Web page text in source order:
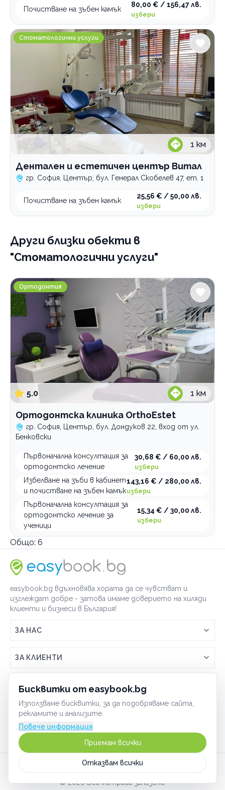
Бисквитки от easybook.bg
Използваме бисквитки, за да подобряваме сайта,
рекламите и анализите.
Повече информация
Отказвам всички
Приемам всички
Почистване на зъбен камък
80,00 € / 156,47 лв.
избери
Дентален и естетичен център Витал
Стоматологични услуги
1 км
Дентален и естетичен център Витал
гр. София, Център, бул. Генерал Скобелев 47, ет. 1
Почистване на зъбен камък
25,56 € / 50,00 лв.
избери
Други близки обекти в
"Стоматологични услуги"
Ортодонтска клиника OrthoEstet
Ортодонтия
5.0 1 км
Ортодонтска клиника OrthoEstet
гр. София, Център, бул. Дондуков 22, вход от ул.
Бенковски
Първоначална консултация за
ортодонтско лечение
30,68 € / 60,00 лв.
избери
Избелване на зъби в кабинет
и почистване на зъбен камък
143,16 € / 280,00 лв.
избери
Първоначална консултация за
ортодонтско лечение за
ученици
15,34 € / 30,00 лв.
избери
Общо: 6
easybook.bg вдъхновява хората да се чувстват и
изглеждат добре - затова имаме доверието на хиляди
клиенти и бизнеси в България!
ЗА НАС
Връзка с easybook.bg
Как работи easybook
Често задавани въпроси
ЗА КЛИЕНТИ
Условия за ползване
GDPR политика
Сигурност
ЗА ТЪРГОВЦИ
Включи бизнеса си
Управлявай ефективно с easybook
ОБЩИ
Бисквитки
Начин на плащане
Карта на сайта
©2026Всички права запазени.